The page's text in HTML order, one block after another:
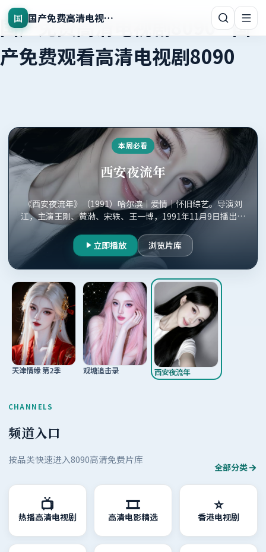
国 国产免费高清电视剧8090
国产免费高清电视剧8090-国
产免费观看高清电视剧8090
本周必看
西安夜流年
《西安夜流年》（1991）哈尔滨｜爱情｜怀旧综艺。导演刘
江，主演王刚、黄渤、宋轶、王一博，1991年11月9日播出，
国产免费观看高清电视剧8090正版收录。
立即播放
浏览片库
天津情缘 第2季 观塘追击录 西安夜流年
CHANNELS
频道入口
按品类快速进入8090高清免费片库
全部分类
📺
热播高清电视剧
🎞️
高清电影精选
⭐
香港电视剧